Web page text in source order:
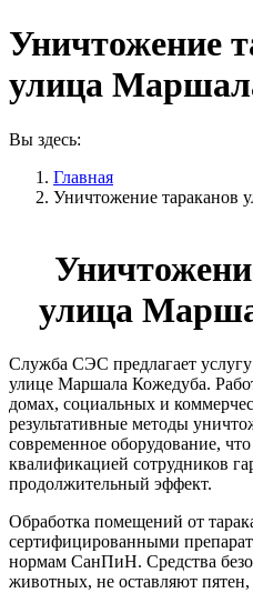
Уничтожение
улица
Вы здесь:
Главная
Уничтожение тараканов
улица
Служба СЭС предлагает
улице Маршала Кожедуба.
домах, социальных и
результативные методы
современное оборудование,
квалификацией сотрудников
продолжительный эффект.
Обработка помещений от
сертифицированными
нормам СанПиН. Средства
животных, не оставляют пятен,